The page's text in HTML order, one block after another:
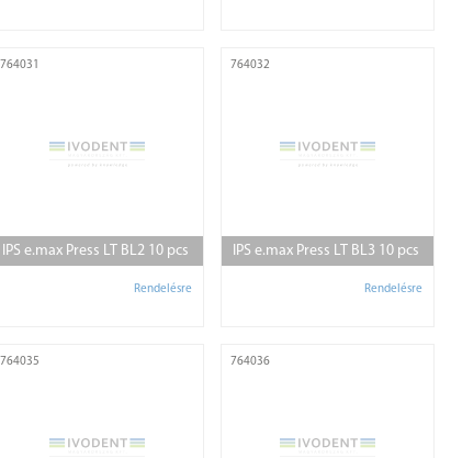
764031
IPS e.max Press LT BL2 10 pcs
Rendelésre
764032
IPS e.max Press LT BL3 10 pcs
Rendelésre
764035 764036